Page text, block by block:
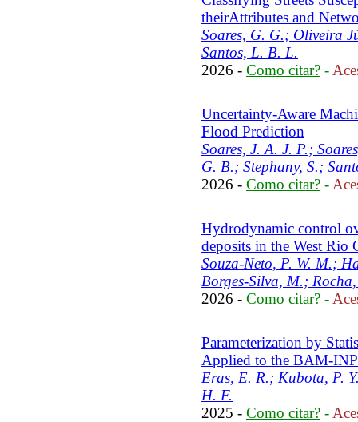
theirAttributes and
Soares, G. G.; Oliveira
Santos, L. B. L.
2026 - Como citar? -
Uncertainty-Aware
Flood Prediction
Soares, J. A. J. P.;
G. B.; Stephany, S.;
2026 - Como citar? -
Hydrodynamic control
deposits in the West Rio
Souza-Neto, P. W. M.;
Borges-Silva, M.;
2026 - Como citar? -
Parameterization by
Applied to the BAM-
Eras, E. R.; Kubota, P.
H. F.
2025 - Como citar? -